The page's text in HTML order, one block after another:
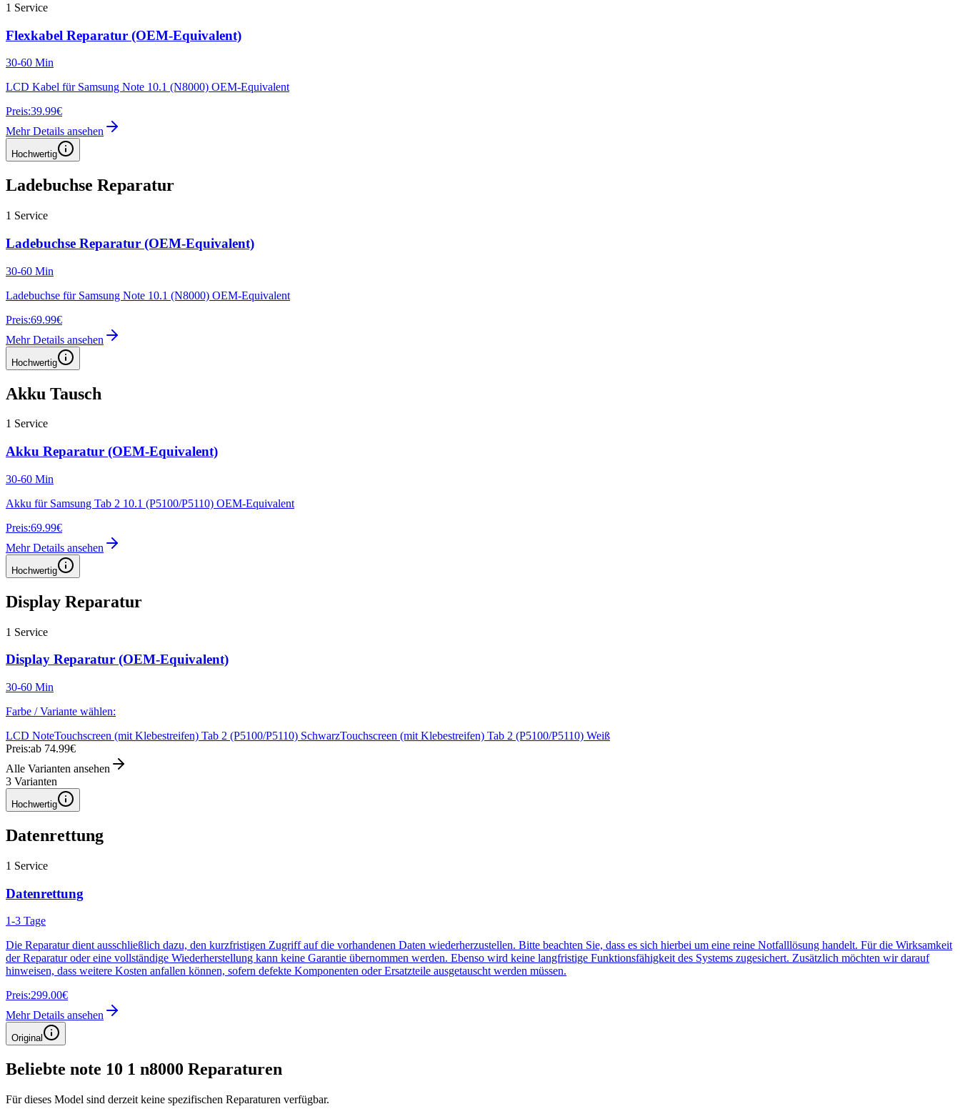
1 Service
Flexkabel Reparatur (OEM-Equivalent)
30-60 Min
LCD Kabel für Samsung Note 10.1 (N8000) OEM-Equivalent
Preis:39.99€
Mehr Details ansehen
Hochwertig
Ladebuchse Reparatur
1 Service
Ladebuchse Reparatur (OEM-Equivalent)
30-60 Min
Ladebuchse für Samsung Note 10.1 (N8000) OEM-Equivalent
Preis:69.99€
Mehr Details ansehen
Hochwertig
Akku Tausch
1 Service
Akku Reparatur (OEM-Equivalent)
30-60 Min
Akku für Samsung Tab 2 10.1 (P5100/P5110) OEM-Equivalent
Preis:69.99€
Mehr Details ansehen
Hochwertig
Display Reparatur
1 Service
Display Reparatur (OEM-Equivalent)
30-60 Min
Farbe / Variante wählen:
LCD NoteTouchscreen (mit Klebestreifen) Tab 2 (P5100/P5110) SchwarzTouchscreen (mit Klebestreifen) Tab 2 (P5100/P5110) Weiß
Preis:ab 74.99€
Alle Varianten ansehen
3 Varianten
Hochwertig
Datenrettung
1 Service
Datenrettung
1-3 Tage
Die Reparatur dient ausschließlich dazu, den kurzfristigen Zugriff auf die vorhandenen Daten wiederherzustellen. Bitte beachten Sie, dass es sich hierbei um eine reine Notfalllösung handelt. Für die Wirksamkeit
der Reparatur oder eine vollständige Wiederherstellung kann keine Garantie übernommen werden. Ebenso wird keine langfristige Funktionsfähigkeit des Systems zugesichert. Zusätzlich möchten wir darauf
hinweisen, dass weitere Kosten anfallen können, sofern defekte Komponenten oder Ersatzteile ausgetauscht werden müssen.
Preis:299.00€
Mehr Details ansehen
Original
Beliebte note 10 1 n8000 Reparaturen
Für dieses Model sind derzeit keine spezifischen Reparaturen verfügbar.